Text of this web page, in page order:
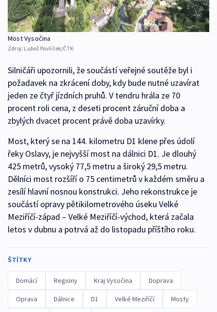
Most Vysočina
Zdroj: Luboš Pavlíček/ČTK
Silničáři upozornili, že součástí veřejné soutěže byl i
požadavek na zkrácení doby, kdy bude nutné uzavírat
jeden ze čtyř jízdních pruhů. V tendru hrála ze 70
procent roli cena, z deseti procent záruční doba a
zbylých dvacet procent právě doba uzavírky.
Most, který se na 144. kilometru D1 klene přes údolí
řeky Oslavy, je nejvyšší most na dálnici D1. Je dlouhý
425 metrů, vysoký 77,5 metru a široký 29,5 metru.
Dělníci most rozšíří o 75 centimetrů v každém směru a
zesílí hlavní nosnou konstrukci. Jeho rekonstrukce je
součástí opravy pětikilometrového úseku Velké
Meziříčí-západ – Velké Meziříčí-východ, která začala
letos v dubnu a potrvá až do listopadu příštího roku.
ŠTÍTKY
Domácí Regiony Kraj Vysočina Doprava
Oprava Dálnice D1 Velké Meziříčí Mosty